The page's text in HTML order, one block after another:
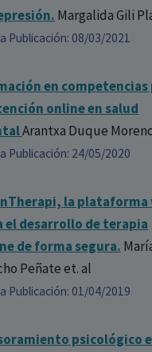
Margalida Gili
Publicación: 08/03/2021
en competencias
online en salud
Arantxa Duque
Publicación: 24/05/2020
la plataforma
el desarrollo de terapia
de forma segura.
Peñateet. al
Publicación: 01/04/2019
psicológico